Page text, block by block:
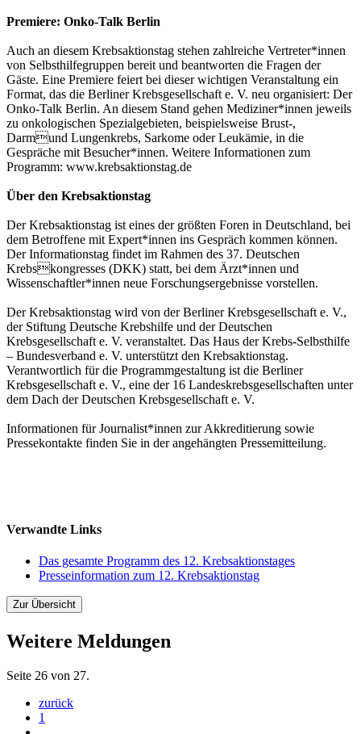
Premiere: Onko-Talk Berlin
Auch an diesem Krebsaktionstag stehen zahlreiche Vertreter*innen
von Selbsthilfegruppen bereit und beantworten die Fragen der
Gäste. Eine Premiere feiert bei dieser wichtigen Veranstaltung ein
Format, das die Berliner Krebsgesellschaft e. V. neu organisiert: Der
Onko-Talk Berlin. An diesem Stand gehen Mediziner*innen jeweils
zu onkologischen Spezialgebieten, beispielsweise Brust-,
Darmund Lungenkrebs, Sarkome oder Leukämie, in die
Gespräche mit Besucher*innen. Weitere Informationen zum
Programm: www.krebsaktionstag.de
Über den Krebsaktionstag
Der Krebsaktionstag ist eines der größten Foren in Deutschland, bei
dem Betroffene mit Expert*innen ins Gespräch kommen können.
Der Informationstag findet im Rahmen des 37. Deutschen
Krebskongresses (DKK) statt, bei dem Ärzt*innen und
Wissenschaftler*innen neue Forschungsergebnisse vorstellen.
Der Krebsaktionstag wird von der Berliner Krebsgesellschaft e. V.,
der Stiftung Deutsche Krebshilfe und der Deutschen
Krebsgesellschaft e. V. veranstaltet. Das Haus der Krebs-Selbsthilfe
– Bundesverband e. V. unterstützt den Krebsaktionstag.
Verantwortlich für die Programmgestaltung ist die Berliner
Krebsgesellschaft e. V., eine der 16 Landeskrebsgesellschaften unter
dem Dach der Deutschen Krebsgesellschaft e. V.
Informationen für Journalist*innen zur Akkreditierung sowie
Pressekontakte finden Sie in der angehängten Pressemitteilung.
Verwandte Links
Das gesamte Programm des 12. Krebsaktionstages
Presseinformation zum 12. Krebsaktionstag
Zur Übersicht
Weitere Meldungen
Seite 26 von 27.
zurück
1